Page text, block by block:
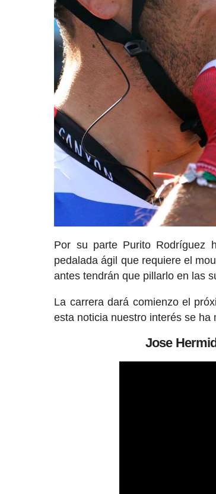
Por su parte Purito Rodríguez
pedalada ágil que requiere el
antes tendrán que pillarlo en las
La carrera dará comienzo el
esta noticia nuestro interés se ha
Jose